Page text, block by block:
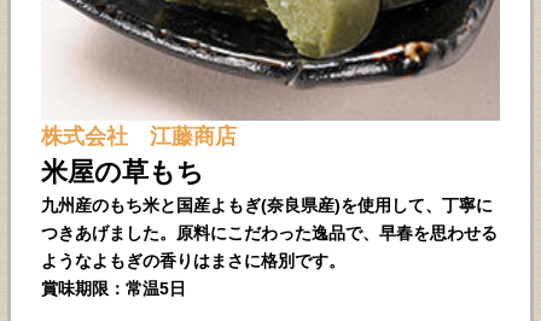
株式会社 江藤商店
米屋の草もち
九州産のもち米と国産よもぎ(奈良県産)を使用して、丁寧に
つきあげました。原料にこだわった逸品で、早春を思わせる
ようなよもぎの香りはまさに格別です。
賞味期限：常温5日